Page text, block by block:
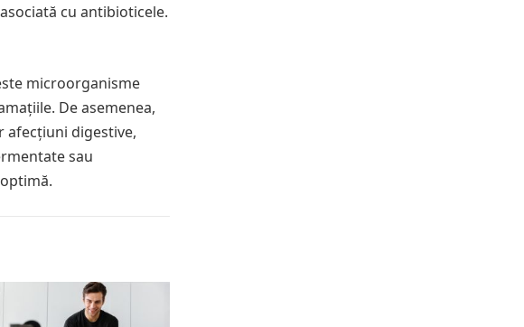
cu antibioticele.
microorganisme
De asemenea,
afecțiuni digestive,
sau